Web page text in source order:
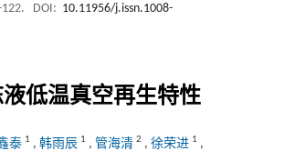
DOI: 10.11956/j.issn.1008-
低温真空再生特性
泰 1 , 韩雨辰 1 , 管海清 2 , 徐荣进 1 ,